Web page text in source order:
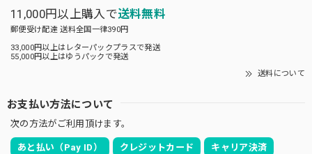
11,000円以上購入で送料無料
郵便受け配達 送料全国一律390円
33,000円以上はレターパックプラスで発送
55,000円以上はゆうパックで発送
送料について
お支払い方法について
次の方法がご利用頂けます。
あと払い（Pay ID） クレジットカード キャリア決済